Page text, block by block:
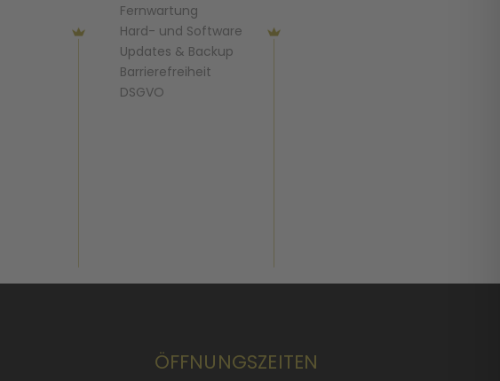
Fernwartung
Hard- und Software
Updates & Backup
Barrierefreiheit
DSGVO
ÖFFNUNGSZEITEN